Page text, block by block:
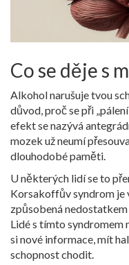
Co se děje s
Alkohol narušuje tvou
důvod, proč se při
efekt se nazývá
mozek už neumí
dlouhodobé paměti.
U některých lidí se to
Korsakoffův syndrom je
způsobená
Lidé s tímto
si nové informace, mít
schopnost chodit.